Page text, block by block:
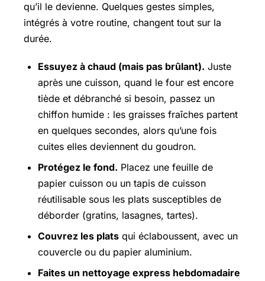
qu’il le devienne. Quelques gestes simples,
intégrés à votre routine, changent tout sur la
durée.
Essuyez à chaud (mais pas brûlant). Juste
après une cuisson, quand le four est encore
tiède et débranché si besoin, passez un
chiffon humide : les graisses fraîches partent
en quelques secondes, alors qu’une fois
cuites elles deviennent du goudron.
Protégez le fond. Placez une feuille de
papier cuisson ou un tapis de cuisson
réutilisable sous les plats susceptibles de
déborder (gratins, lasagnes, tartes).
Couvrez les plats qui éclaboussent, avec un
couvercle ou du papier aluminium.
Faites un nettoyage express hebdomadaire